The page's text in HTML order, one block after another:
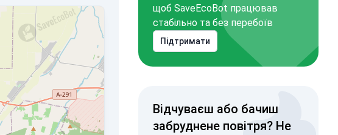
щоб SaveEcoBot працював
стабільно та без перебоїв
Підтримати
Відчуваєш або бачиш
забруднене повітря? Не